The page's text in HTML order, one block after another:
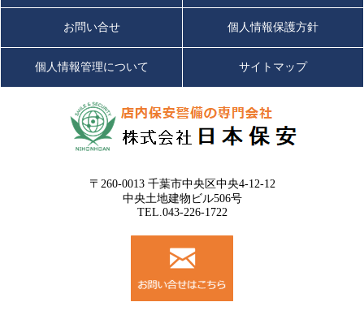
2023年度 第3回 前期 現任教育 を実施しました。
2023/05/16
2023年度 第2回 前期 現任教育 を実施しました。
（続きを読む）
2023年度 第1回 前期 現任教育 を実施しました。
2022年度 第6回 後期 現任教育 を実施しました。
気軽にお問合せ
変化する社会情勢（最低賃金上昇、有給休暇取得義務、社会保
険加入枠拡大や仕入価格や光熱費、諸経費などの値上）への対
応が急務になっている昨今、利益を減らす、万引被害を防止す
るためには、予防対策から原因の排除が重要な時代になってお
我が社は専門家の皆様にお力添え・ご指導を賜りながら新しい
「万引常習犯」「転売・大量盗難窃盗犯人」の被害防止をご提
お問い合せ 個人情報保護方針
個人情報管理について サイトマップ
〒260-0013 千葉市中央区中央4-12-12
中央土地建物ビル506号
TEL.043-226-1722